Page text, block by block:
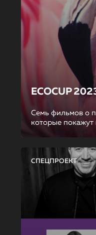
ECOCUP
Семь фильмов о
которые покажут
СПЕЦПРОЕКТ